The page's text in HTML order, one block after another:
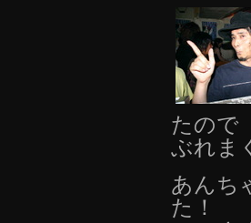
たので
ぶれま
あんち
た！